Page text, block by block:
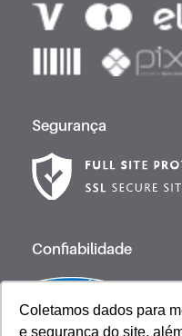
Coletamos dados para
e segurança do site,
Segurança
Confiabilidade